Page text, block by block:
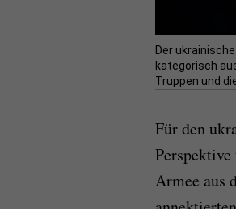
Der
kategorisch
Truppen und
Für den
Armee aus